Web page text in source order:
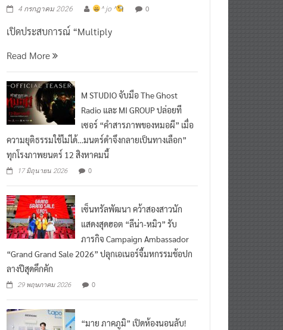
4 กรกฎาคม 2026 ^ jo ^ 0
เปิดประสบการณ์ “Multiply
Read More
M STUDIO จับมือ The Ghost
Radio และ MI GROUP ปล่อยที
เซอร์ “คำสารภาพของหมอผี” เมื่อ
ความยุติธรรมใช้ไม่ได้…มนตร์ดำจึงกลายเป็นทางเลือก”
ทุกโรงภาพยนตร์ 12 สิงหาคมนี้
17 มิถุนายน 2026 0
เซ็นทรัลพัฒนา คว้าสองสาวนัก
แสดงสุดฮอต “ลีน่า-หมิว” รับ
ภารกิจ Campaign Ambassador
“Grand Grand Sale 2026” ปลุกเอเนอร์จี้มหกรรมช้อปก
ลางปีสุดคึกคัก
29 พฤษภาคม 2026 0
“มาย ภาคภูมิ” เปิดห้องนอนลับ!